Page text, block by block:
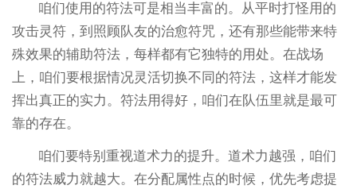
咱们使用的符法可是相当丰富的。从平时打怪用的
攻击灵符，到照顾队友的治愈符咒，还有那些能带来特
殊效果的辅助符法，每样都有它独特的用处。在战场
上，咱们要根据情况灵活切换不同的符法，这样才能发
挥出真正的实力。符法用得好，咱们在队伍里就是最可
靠的存在。
咱们要特别重视道术力的提升。道术力越强，咱们
的符法威力就越大。在分配属性点的时候，优先考虑提